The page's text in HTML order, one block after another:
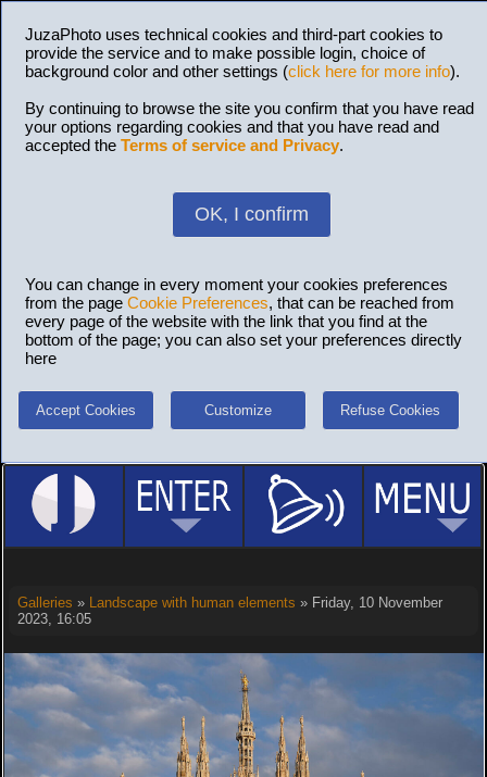
JuzaPhoto uses technical cookies and third-part cookies to
provide the service and to make possible login, choice of
background color and other settings (click here for more info).
By continuing to browse the site you confirm that you have read
your options regarding cookies and that you have read and
accepted the Terms of service and Privacy.
OK, I confirm
You can change in every moment your cookies preferences
from the page Cookie Preferences, that can be reached from
every page of the website with the link that you find at the
bottom of the page; you can also set your preferences directly
here
Accept Cookies Customize Refuse Cookies
Galleries » Landscape with human elements » Friday, 10 November
2023, 16:05